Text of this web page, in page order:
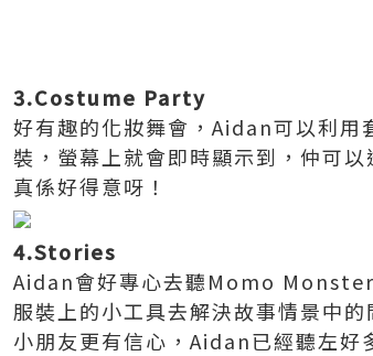
3.Costume Party
好有趣的化妝舞會，Aidan可以利用
裝，螢幕上就會即時顯示到，仲可
真係好得意呀！
4.Stories
Aidan會好專心去聽Momo Monster
服裝上的小工具去解決故事情景中
小朋友更有信心，Aidan已經聽左好